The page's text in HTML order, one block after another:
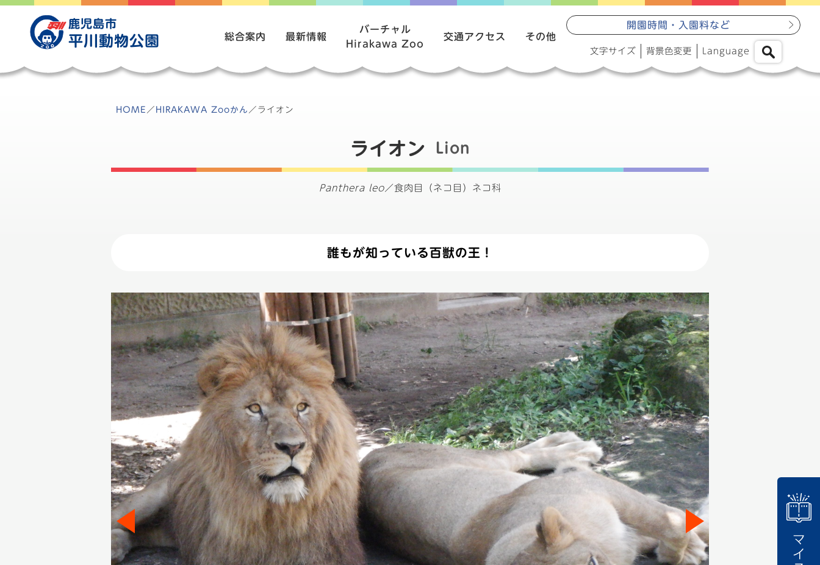
Skip
content
鹿児島市
平川動物公園 総合案内 最新情報
バーチャル
Hirakawa Zoo
交通アクセス その他
開園時間・入園料など
文字サイズ 背景色変更 Language
HOME ／ HIRAKAWA Zooかん ／ ライオン
ライオン Lion
Panthera leo／ 食肉目（ネコ目）ネコ科
誰もが知っている百獣の王！